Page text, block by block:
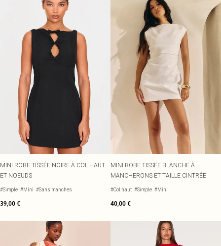
MINI ROBE TISSÉE NOIRE À COL HAUT
ET NOEUDS
#Simple #Mini #Sans manches
39,00 €
MINI ROBE TISSÉE BLANCHE À
MANCHERONS ET TAILLE CINTRÉE
#Col haut #Simple #Mini
40,00 €